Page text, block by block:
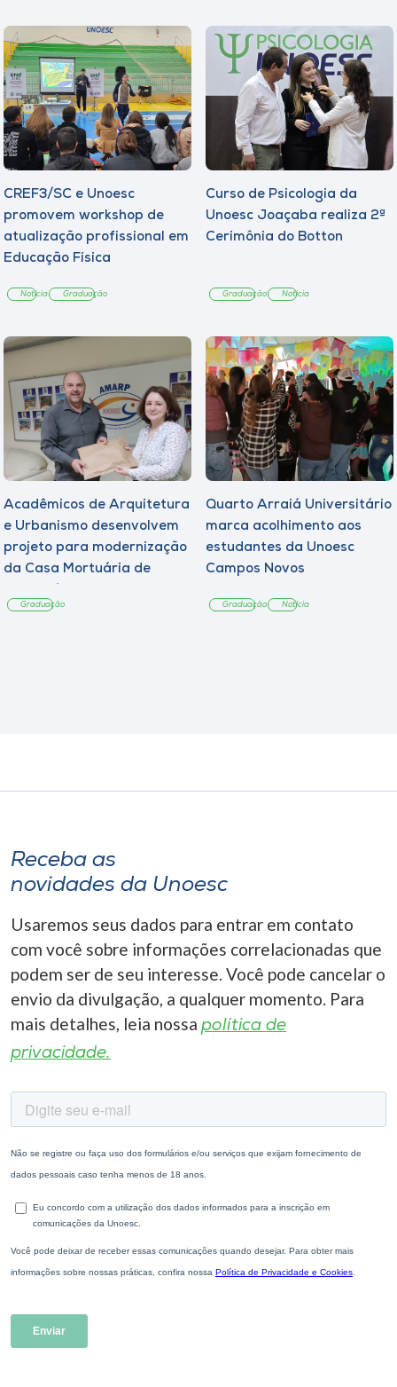
CREF3/SC e Unoesc
promovem workshop de
atualização profissional em
Educação Física
Notícia Graduação
Curso de Psicologia da
Unoesc Joaçaba realiza 2ª
Cerimônia do Botton
Graduação Notícia
Acadêmicos de Arquitetura
e Urbanismo desenvolvem
projeto para modernização
da Casa Mortuária de
Graduação
Quarto Arraiá Universitário
marca acolhimento aos
estudantes da Unoesc
Campos Novos
Graduação Notícia
Receba as
novidades da Unoesc
Usaremos seus dados para entrar em contato
com você sobre informações correlacionadas que
podem ser de seu interesse. Você pode cancelar o
envio da divulgação, a qualquer momento. Para
mais detalhes, leia nossa política de
privacidade.